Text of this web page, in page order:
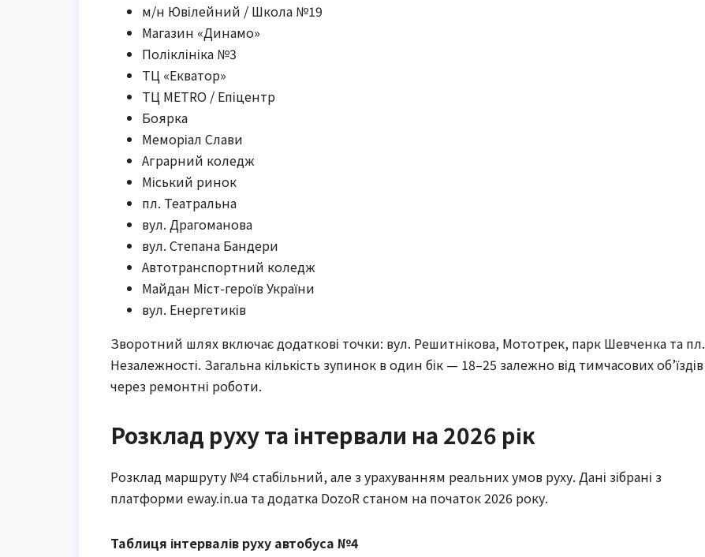
м/н Ювілейний / Школа №19
Магазин «Динамо»
Поліклініка №3
ТЦ «Екватор»
ТЦ METRO / Епіцентр
Боярка
Меморіал Слави
Аграрний коледж
Міський ринок
пл. Театральна
вул. Драгоманова
вул. Степана Бандери
Автотранспортний коледж
Майдан Міст-героїв України
вул. Енергетиків
Зворотний шлях включає додаткові точки: вул. Решитнікова, Мототрек, парк Шевченка та пл.
Незалежності. Загальна кількість зупинок в один бік — 18–25 залежно від тимчасових об’їздів
через ремонтні роботи.
Розклад руху та інтервали на 2026 рік
Розклад маршруту №4 стабільний, але з урахуванням реальних умов руху. Дані зібрані з
платформи eway.in.ua та додатка DozoR станом на початок 2026 року.
Таблиця інтервалів руху автобуса №4